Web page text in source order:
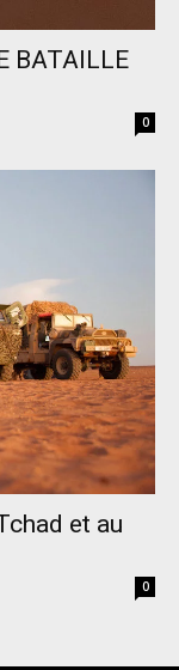
BATAILLE
0
et au
0